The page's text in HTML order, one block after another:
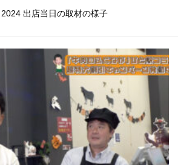
出店当日の取材の様子